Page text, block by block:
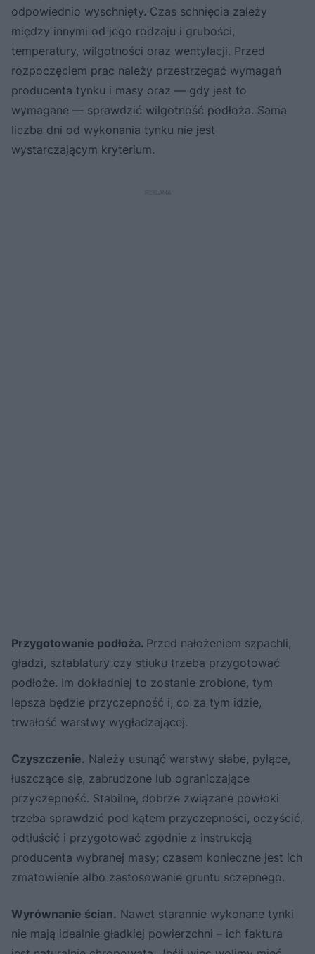
odpowiednio wyschnięty. Czas schnięcia zależy
między innymi od jego rodzaju i grubości,
temperatury, wilgotności oraz wentylacji. Przed
rozpoczęciem prac należy przestrzegać wymagań
producenta tynku i masy oraz — gdy jest to
wymagane — sprawdzić wilgotność podłoża. Sama
liczba dni od wykonania tynku nie jest
wystarczającym kryterium.
Przygotowanie podłoża. Przed nałożeniem szpachli,
gładzi, sztablatury czy stiuku trzeba przygotować
podłoże. Im dokładniej to zostanie zrobione, tym
lepsza będzie przyczepność i, co za tym idzie,
trwałość warstwy wygładzającej.
Czyszczenie. Należy usunąć warstwy słabe, pylące,
łuszczące się, zabrudzone lub ograniczające
przyczepność. Stabilne, dobrze związane powłoki
trzeba sprawdzić pod kątem przyczepności, oczyścić,
odtłuścić i przygotować zgodnie z instrukcją
producenta wybranej masy; czasem konieczne jest ich
zmatowienie albo zastosowanie gruntu sczepnego.
Wyrównanie ścian. Nawet starannie wykonane tynki
nie mają idealnie gładkiej powierzchni – ich faktura